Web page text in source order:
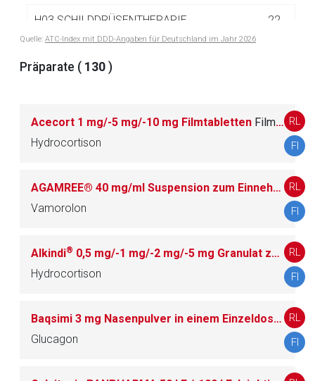
H03 SCHILDDRÜSENTHERAPIE 22
H04 PANKREASHORMONE
ANTIINFEKTIVA ZUR SYSTEMISCHEN ANWE
L ANTINEOPLASTISCHE UND IMMUNMODULIE
P ANTIPARASITÄRE MITTEL, INSEKTIZIDE UND
Quelle: ATC-Index mit DDD-Angaben für Deutschland im Jahr 2026
Präparate ( 130 )
Acecort 1 mg/-5 mg/-10 mg Filmtabletten Filmtablette
Hydrocortison
RL
FI
AGAMREE® 40 mg/ml Suspension zum Einnehmen
Vamorolon
RL
FI
Alkindi® 0,5 mg/-1 mg/-2 mg/-5 mg Granulat zur Entnahme aus Kapseln
Hydrocortison
RL
FI
Baqsimi 3 mg Nasenpulver in einem Einzeldosisbehältnis
Glucagon
RL
FI
Zurück zur rote-liste.de Zur Seite